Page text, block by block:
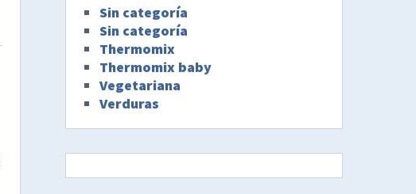
Sin categoría
Sin categoría
Thermomix
Thermomix baby
Vegetariana
Verduras